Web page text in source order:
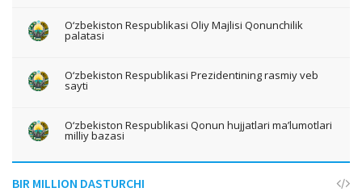
O‘zbekiston Respublikasi Oliy Majlisi Qonunchilik
palatasi
O‘zbekiston Respublikasi Prezidentining rasmiy veb
sayti
O‘zbekiston Respublikasi Qonun hujjatlari ma’lumotlari
milliy bazasi
BIR MILLION DASTURCHI